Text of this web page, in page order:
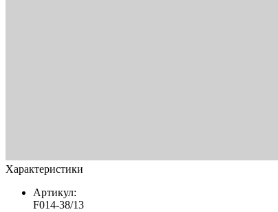
Характеристики
Артикул:
F014-38/13